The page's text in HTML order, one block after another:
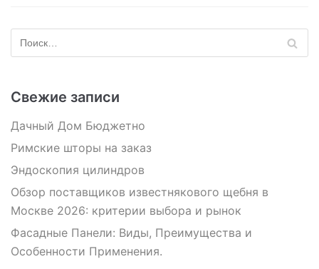
Свежие записи
Дачный Дом Бюджетно
Римские шторы на заказ
Эндоскопия цилиндров
Обзор поставщиков известнякового щебня в
Москве 2026: критерии выбора и рынок
Фасадные Панели: Виды, Преимущества и
Особенности Применения.